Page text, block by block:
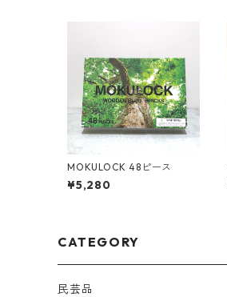
MOKULOCK 48ピース
¥5,280
CATEGORY
民芸品